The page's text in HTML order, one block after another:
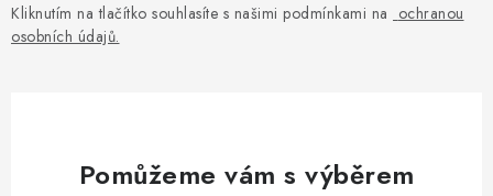
Kliknutím na tlačítko souhlasíte s našimi podmínkami na ochranou
osobních údajů.
Pomůžeme vám s výběrem